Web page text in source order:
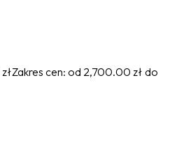
złZakres cen: od 2,700.00 zł do